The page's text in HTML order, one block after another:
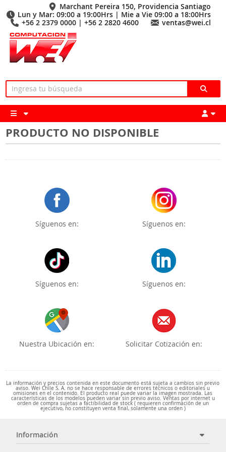
Marchant Pereira 150, Providencia Santiago
Lun y Mar: 09:00 a 19:00Hrs | Mie a Vie 09:00 a 18:00Hrs
+56 2 2379 0000 | +56 2 2820 4600
ventas@wei.cl
PRODUCTO NO DISPONIBLE
Síguenos en: Síguenos en:
Síguenos en: Síguenos en:
Nuestra Ubicación en: Solicitar Cotización en:
La información y precios contenida en este documento está sujeta a cambios sin previo
aviso. Wei Chile S. A. no se hace responsable de errores técnicos o editoriales u
omisiones en el contenido. El producto real puede variar la imagen mostrada. Las
características de los modelos pueden variar sin previo aviso. Ventas por internet u
orden de compra sujetas a factibilidad de stock ( requieren confirmación de un
ejecutivo, no constituyen venta final, solamente una orden )
Información